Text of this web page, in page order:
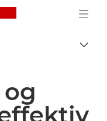
Canon Logo, back